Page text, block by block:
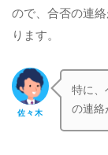
ので、合否の連
ります。
佐々木
特に、
の連絡